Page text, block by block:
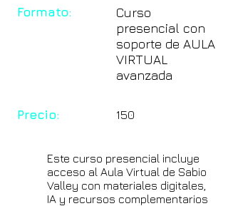
Formato:
Curso
presencial con
soporte de AULA
VIRTUAL
avanzada
Precio: 150
Este curso presencial incluye
acceso al Aula Virtual de Sabio
Valley con materiales digitales,
IA y recursos complementarios